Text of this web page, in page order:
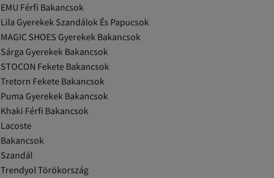
EMU Férfi Bakancsok
Lila Gyerekek Szandálok És Papucsok
MAGIC SHOES Gyerekek Bakancsok
Sárga Gyerekek Bakancsok
STOCON Fekete Bakancsok
Tretorn Fekete Bakancsok
Puma Gyerekek Bakancsok
Khaki Férfi Bakancsok
Lacoste
Bakancsok
Szandál
Trendyol Törökország